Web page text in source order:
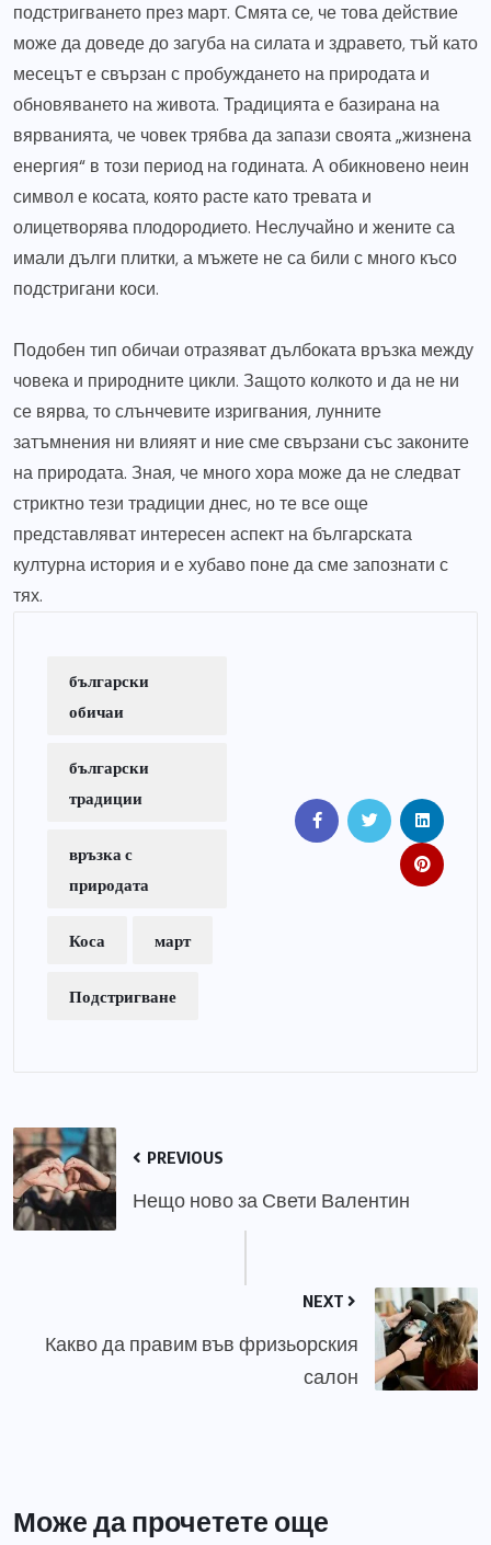
подстригването през март. Смята се, че това действие
може да доведе до загуба на силата и здравето, тъй като
месецът е свързан с пробуждането на природата и
обновяването на живота. Традицията е базирана на
вярванията, че човек трябва да запази своята „жизнена
енергия“ в този период на годината. А обикновено неин
символ е косата, която расте като тревата и
олицетворява плодородието. Неслучайно и жените са
имали дълги плитки, а мъжете не са били с много късо
подстригани коси.
Подобен тип обичаи отразяват дълбоката връзка между
човека и природните цикли. Защото колкото и да не ни
се вярва, то слънчевите изригвания, лунните
затъмнения ни влияят и ние сме свързани със законите
на природата. Зная, че много хора може да не следват
стриктно тези традиции днес, но те все още
представляват интересен аспект на българската
културна история и е хубаво поне да сме запознати с
тях.
български
обичаи
български
традиции
връзка с
природата
Коса март
Подстригване
PREVIOUS
Нещо ново за Свети Валентин
NEXT
Какво да правим във фризьорския
салон
Може да прочетете още